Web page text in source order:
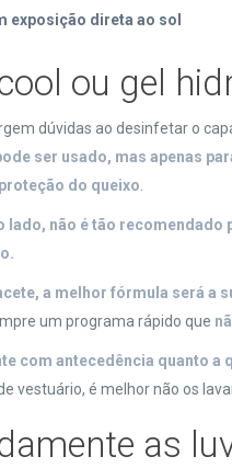
exposição direta ao sol
ou gel
dúvidas ao desinfetar o
ser usado, mas apenas
do queixo.
não é tão
a melhor fórmula será a
um programa rápido que
com antecedência quanto
vestuário, é melhor não os
as